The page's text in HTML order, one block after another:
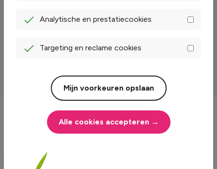
Analytische en prestatiecookies
Targeting en reclame cookies
Mijn voorkeuren opslaan
Alle cookies accepteren →